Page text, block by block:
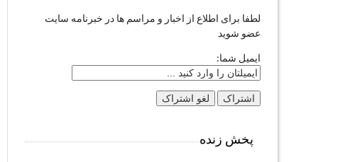
لطفا برای اطلاع از اخبار و مراسم ها در خبرنامه سایت
عضو شوید
ایمیل شما:
پخش زنده